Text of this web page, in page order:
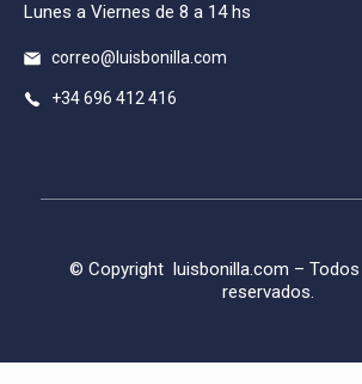
Lunes a Viernes de 8 a 14 hs
correo@luisbonilla.com
+34 696 412 416
© Copyright luisbonilla.com –
reservados.